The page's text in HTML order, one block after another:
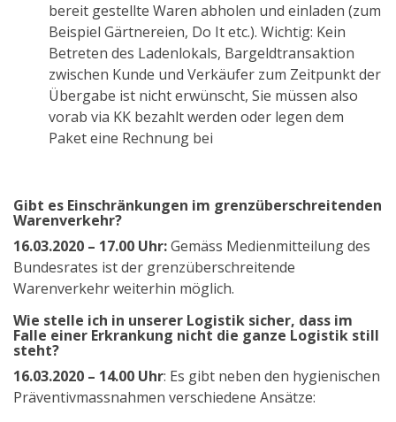
bereit gestellte Waren abholen und einladen (zum
Beispiel Gärtnereien, Do It etc.). Wichtig: Kein
Betreten des Ladenlokals, Bargeldtransaktion
zwischen Kunde und Verkäufer zum Zeitpunkt der
Übergabe ist nicht erwünscht, Sie müssen also
vorab via KK bezahlt werden oder legen dem
Paket eine Rechnung bei
Gibt es Einschränkungen im grenzüberschreitenden
Warenverkehr?
16.03.2020 – 17.00 Uhr:Gemäss Medienmitteilung des
Bundesrates ist der grenzüberschreitende
Warenverkehr weiterhin möglich.
Wie stelle ich in unserer Logistik sicher, dass im
Falle einer Erkrankung nicht die ganze Logistik still
steht?
16.03.2020 – 14.00 Uhr: Es gibt neben den hygienischen
Präventivmassnahmen verschiedene Ansätze: